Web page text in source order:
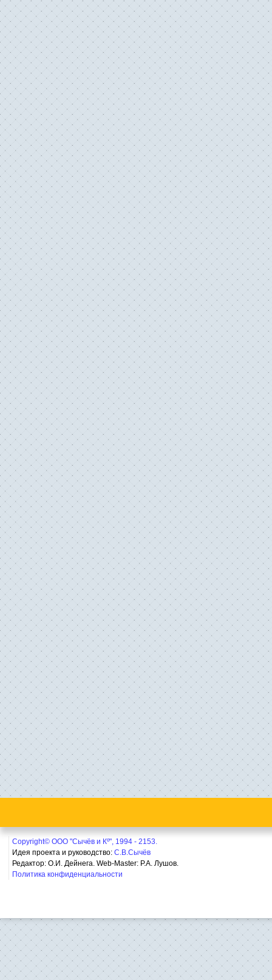
Copyright© ООО "Сычёв и Кº", 1994 - 2153.
Идея проекта и руководство: С.В.Сычёв
Редактор: О.И. Дейнега. Web-Master: Р.А. Лушов.
Политика конфиденциальности